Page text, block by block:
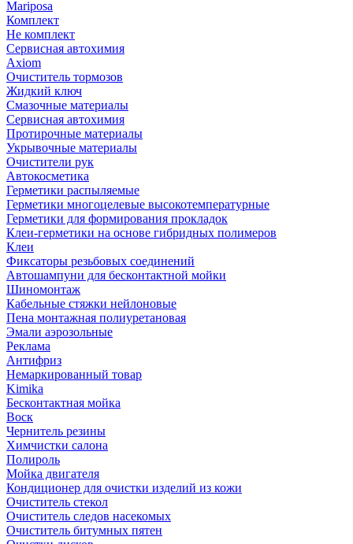
Mariposa
Комплект
Не комплект
Сервисная автохимия
Axiom
Очиститель тормозов
Жидкий ключ
Смазочные материалы
Сервисная автохимия
Протирочные материалы
Укрывочные материалы
Очистители рук
Автокосметика
Герметики распыляемые
Герметики многоцелевые высокотемпературные
Герметики для формирования прокладок
Клеи-герметики на основе гибридных полимеров
Клеи
Фиксаторы резьбовых соединений
Автошампуни для бесконтактной мойки
Шиномонтаж
Кабельные стяжки нейлоновые
Пена монтажная полиуретановая
Эмали аэрозольные
Реклама
Антифриз
Немаркированный товар
Kimika
Бесконтактная мойка
Воск
Чернитель резины
Химчистки салона
Полироль
Мойка двигателя
Кондиционер для очистки изделий из кожи
Очиститель стекол
Очиститель следов насекомых
Очиститель битумных пятен